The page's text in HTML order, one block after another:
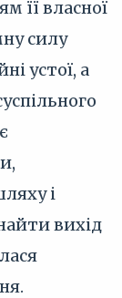
її власної
силу
устої, а
і
вихід